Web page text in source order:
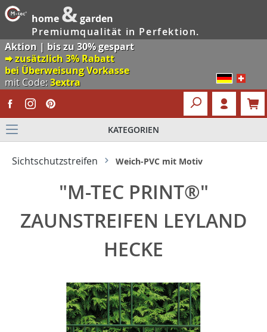
home &garden
Premiumqualität in Perfektion.
Aktion | bis zu 30% gespart
🠮 zusätzlich 3% Rabatt
bei Überweisung Vorkasse
mit Code:3extra
KATEGORIEN
Sichtschutzstreifen Weich-PVC mit Motiv
"M-TEC PRINT®"
ZAUNSTREIFEN LEYLAND
HECKE